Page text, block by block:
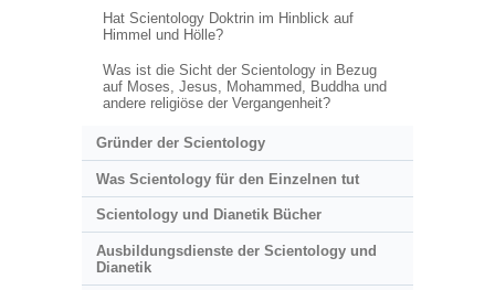
Hat Scientology Doktrin im Hinblick auf
Himmel und Hölle?
Was ist die Sicht der Scientology in Bezug
auf Moses, Jesus, Mohammed, Buddha und
andere religiöse der Vergangenheit?
Gründer der Scientology
Was Scientology für den Einzelnen tut
Scientology und Dianetik Bücher
Ausbildungsdienste der Scientology und
Dianetik